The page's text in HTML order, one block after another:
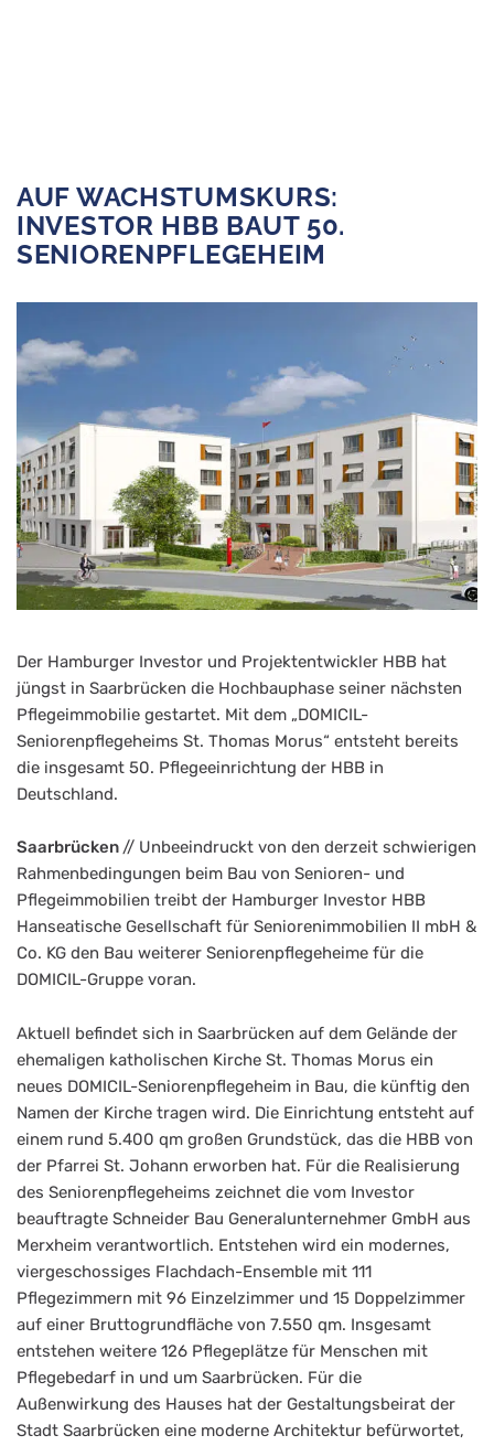
AUF WACHSTUMSKURS:
INVESTOR HBB BAUT 50.
SENIORENPFLEGEHEIM
Der Hamburger Investor und Projektentwickler HBB hat
jüngst in Saarbrücken die Hochbauphase seiner nächsten
Pflegeimmobilie gestartet. Mit dem „DOMICIL-
Seniorenpflegeheims St. Thomas Morus“ entsteht bereits
die insgesamt 50. Pflegeeinrichtung der HBB in
Deutschland.
Saarbrücken // Unbeeindruckt von den derzeit schwierigen
Rahmenbedingungen beim Bau von Senioren- und
Pflegeimmobilien treibt der Hamburger Investor HBB
Hanseatische Gesellschaft für Seniorenimmobilien II mbH &
Co. KG den Bau weiterer Seniorenpflegeheime für die
DOMICIL-Gruppe voran.
Aktuell befindet sich in Saarbrücken auf dem Gelände der
ehemaligen katholischen Kirche St. Thomas Morus ein
neues DOMICIL-Seniorenpflegeheim in Bau, die künftig den
Namen der Kirche tragen wird. Die Einrichtung entsteht auf
einem rund 5.400 qm großen Grundstück, das die HBB von
der Pfarrei St. Johann erworben hat. Für die Realisierung
des Seniorenpflegeheims zeichnet die vom Investor
beauftragte Schneider Bau Generalunternehmer GmbH aus
Merxheim verantwortlich. Entstehen wird ein modernes,
viergeschossiges Flachdach-Ensemble mit 111
Pflegezimmern mit 96 Einzelzimmer und 15 Doppelzimmer
auf einer Bruttogrundfläche von 7.550 qm. Insgesamt
entstehen weitere 126 Pflegeplätze für Menschen mit
Pflegebedarf in und um Saarbrücken. Für die
Außenwirkung des Hauses hat der Gestaltungsbeirat der
Stadt Saarbrücken eine moderne Architektur befürwortet,